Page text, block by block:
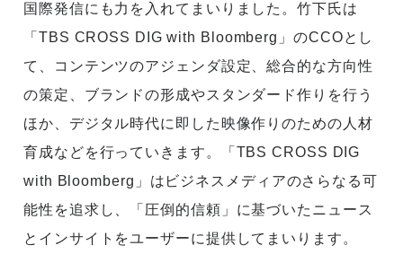
国際発信にも力を入れてまいりました。竹下氏は
「TBS CROSS DIG with Bloomberg」のCCOとし
て、コンテンツのアジェンダ設定、総合的な方向性
の策定、ブランドの形成やスタンダード作りを行う
ほか、デジタル時代に即した映像作りのための人材
育成などを行っていきます。「TBS CROSS DIG
with Bloomberg」はビジネスメディアのさらなる可
能性を追求し、「圧倒的信頼」に基づいたニュース
とインサイトをユーザーに提供してまいります。